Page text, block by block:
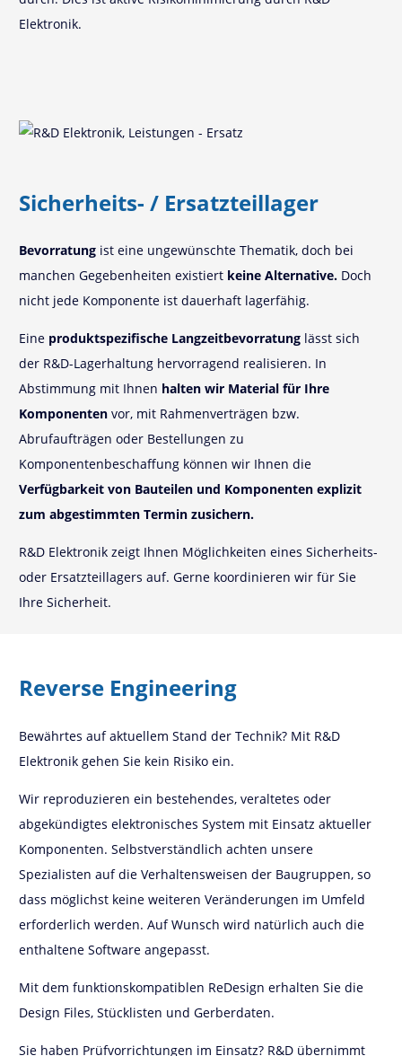
Elektronik.
Sicherheits- / Ersatzteillager
Bevorratung ist eine ungewünschte Thematik, doch bei
manchen Gegebenheiten existiert keine Alternative. Doch
nicht jede Komponente ist dauerhaft lagerfähig.
Eine produktspezifische Langzeitbevorratung lässt sich
der R&D-Lagerhaltung hervorragend realisieren. In
Abstimmung mit Ihnen halten wir Material für Ihre
Komponenten vor, mit Rahmenverträgen bzw.
Abrufaufträgen oder Bestellungen zu
Komponentenbeschaffung können wir Ihnen die
Verfügbarkeit von Bauteilen und Komponenten explizit
zum abgestimmten Termin zusichern.
R&D Elektronik zeigt Ihnen Möglichkeiten eines Sicherheits-
oder Ersatzteillagers auf. Gerne koordinieren wir für Sie
Ihre Sicherheit.
Reverse Engineering
Bewährtes auf aktuellem Stand der Technik? Mit R&D
Elektronik gehen Sie kein Risiko ein.
Wir reproduzieren ein bestehendes, veraltetes oder
abgekündigtes elektronisches System mit Einsatz aktueller
Komponenten. Selbstverständlich achten unsere
Spezialisten auf die Verhaltensweisen der Baugruppen, so
dass möglichst keine weiteren Veränderungen im Umfeld
erforderlich werden. Auf Wunsch wird natürlich auch die
enthaltene Software angepasst.
Mit dem funktionskompatiblen ReDesign erhalten Sie die
Design Files, Stücklisten und Gerberdaten.
Sie haben Prüfvorrichtungen im Einsatz? R&D übernimmt